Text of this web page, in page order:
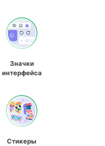
Значки
интерфейса
Стикеры